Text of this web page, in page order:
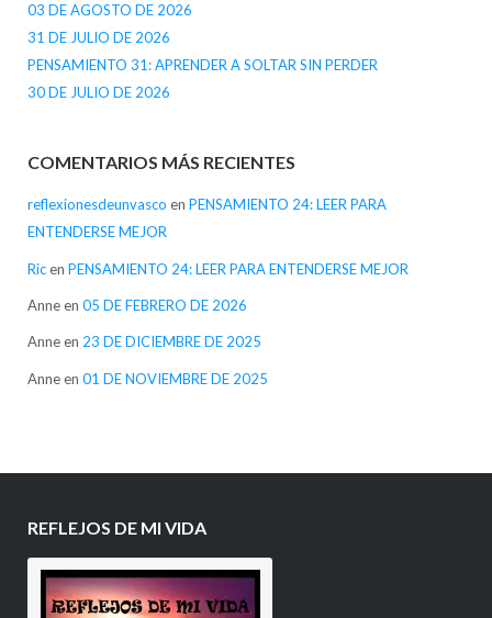
03 DE AGOSTO DE 2026
31 DE JULIO DE 2026
PENSAMIENTO 31: APRENDER A SOLTAR SIN PERDER
30 DE JULIO DE 2026
COMENTARIOS MÁS RECIENTES
reflexionesdeunvasco en PENSAMIENTO 24: LEER PARA
ENTENDERSE MEJOR
Ricen PENSAMIENTO 24: LEER PARA ENTENDERSE MEJOR
Anneen 05 DE FEBRERO DE 2026
Anneen 23 DE DICIEMBRE DE 2025
Anneen 01 DE NOVIEMBRE DE 2025
REFLEJOS DE MI VIDA